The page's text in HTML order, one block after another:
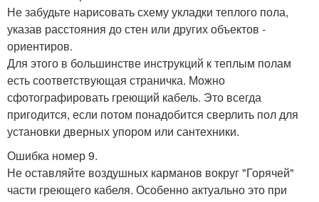
Не забудьте нарисовать схему укладки теплого пола,
указав расстояния до стен или других объектов -
ориентиров.
Для этого в большинстве инструкций к теплым полам
есть соответствующая страничка. Можно
сфотографировать греющий кабель. Это всегда
пригодится, если потом понадобится сверлить пол для
установки дверных упором или сантехники.
Ошибка номер 9.
Не оставляйте воздушных карманов вокруг "Горячей"
части греющего кабеля. Особенно актуально это при